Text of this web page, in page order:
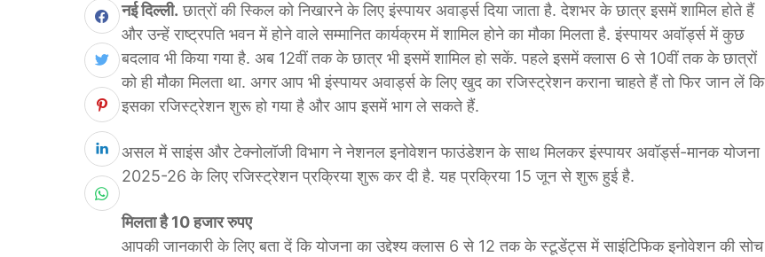
नई दिल्ली. छात्रों की स्किल को निखारने के लिए इंस्पायर अवार्ड्स दिया जाता है. देशभर के छात्र इसमें शामिल होते हैं
और उन्हें राष्ट्रपति भवन में होने वाले सम्मानित कार्यक्रम में शामिल होने का मौका मिलता है. इंस्पायर अवॉर्ड्स में कुछ
बदलाव भी किया गया है. अब 12वीं तक के छात्र भी इसमें शामिल हो सकें. पहले इसमें क्लास 6 से 10वीं तक के छात्रों
को ही मौका मिलता था. अगर आप भी इंस्पायर अवार्ड्स के लिए खुद का रजिस्ट्रेशन कराना चाहते हैं तो फिर जान लें कि
इसका रजिस्ट्रेशन शुरू हो गया है और आप इसमें भाग ले सकते हैं.
असल में साइंस और टेक्नोलॉजी विभाग ने नेशनल इनोवेशन फाउंडेशन के साथ मिलकर इंस्पायर अवॉर्ड्स-मानक योजना
2025-26 के लिए रजिस्ट्रेशन प्रक्रिया शुरू कर दी है. यह प्रक्रिया 15 जून से शुरू हुई है.
मिलता है 10 हजार रुपए
आपकी जानकारी के लिए बता दें कि योजना का उद्देश्य क्लास 6 से 12 तक के स्टूडेंट्स में साइंटिफिक इनोवेशन की सोच